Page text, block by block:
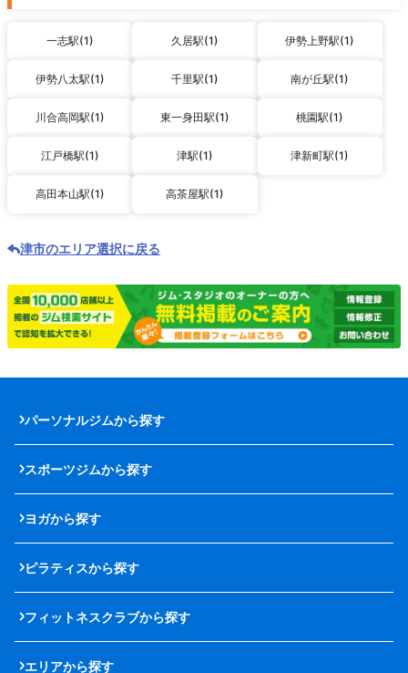
一志駅(1) 久居駅(1) 伊勢上野駅(1)
伊勢八太駅(1) 千里駅(1) 南が丘駅(1)
川合高岡駅(1) 東一身田駅(1) 桃園駅(1)
江戸橋駅(1) 津駅(1) 津新町駅(1)
高田本山駅(1) 高茶屋駅(1)
津市のエリア選択に戻る
パーソナルジムから探す
スポーツジムから探す
ヨガから探す
ピラティスから探す
フィットネスクラブから探す
エリアから探す